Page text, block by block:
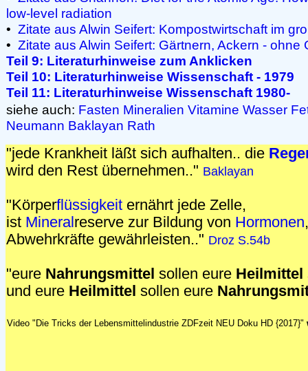
low-level radiation
• Zitate aus Alwin Seifert: Kompostwirtschaft im
• Zitate aus Alwin Seifert: Gärtnern, Ackern - ohne
Teil 9: Literaturhinweise zum Anklicken
Teil 10: Literaturhinweise Wissenschaft - 1979
Teil 11: Literaturhinweise Wissenschaft 1980-
siehe auch: Fasten Mineralien Vitamine Wasser
Neumann Baklayan Rath
"jede Krankheit läßt sich aufhalten.. die
wird den Rest übernehmen.." Baklayan
"Körperflüssigkeit ernährt jede Zelle,
ist Mineral reserve zur Bildung von Hormonen
Abwehrkräfte gewährleisten.." Droz S.54b
"eure Nahrungsmittel sollen eure Heilmittel
und eure Heilmittel sollen eure
Video "Die Tricks der Lebensmittelindustrie ZDFzeit NEU Doku HD {2017}"